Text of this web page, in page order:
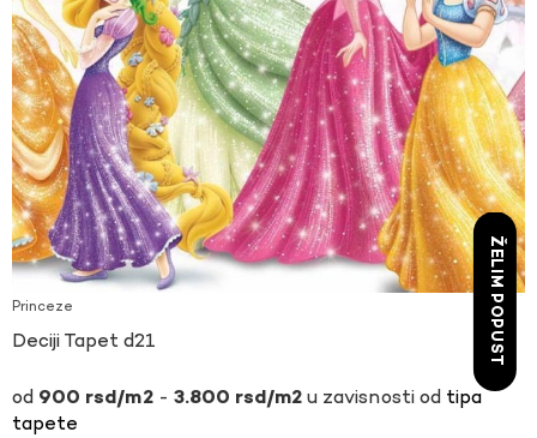
Princeze
Deciji Tapet d21
900 rsd - 3.800 rsd u zavisnosti od tipa
tapete
ŽELIM POPUST